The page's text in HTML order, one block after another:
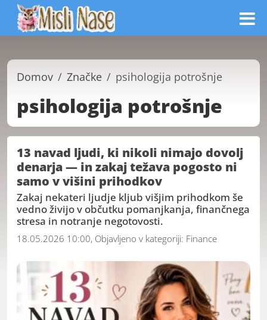
Domov Značke psihologija potrošnje
psihologija potrošnje
13 navad ljudi, ki nikoli nimajo dovolj
denarja — in zakaj težava pogosto ni
samo v višini prihodkov
Zakaj nekateri ljudje kljub višjim prihodkom še
vedno živijo v občutku pomanjkanja, finančnega
stresa in notranje negotovosti.
18.05.2026 10:00, Objavljeno v kategoriji: Finance